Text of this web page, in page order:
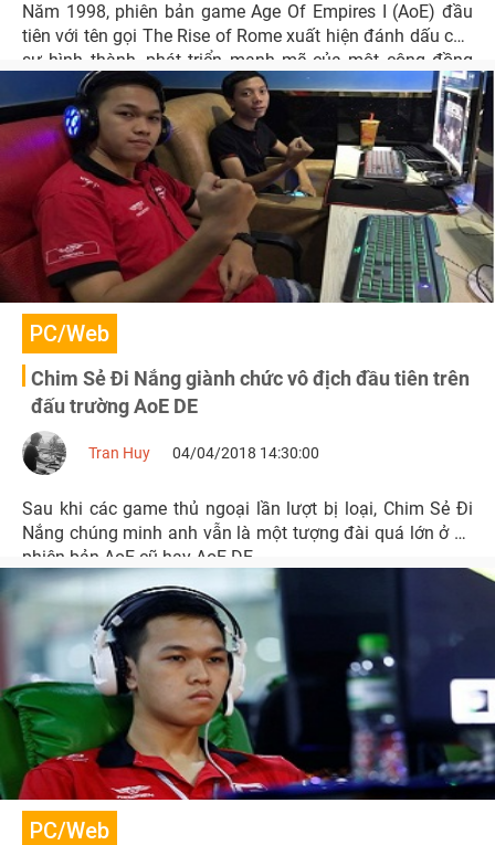
Năm 1998, phiên bản game Age Of Empires I (AoE) đầu
tiên với tên gọi The Rise of Rome xuất hiện đánh dấu cho
sự hình thành, phát triển mạnh mẽ của một cộng đồng
game thủ hùng hậu, nhiệt huyết.
PC/Web
Chim Sẻ Đi Nắng giành chức vô địch đầu tiên trên
đấu trường AoE DE
Tran Huy 04/04/2018 14:30:00
Sau khi các game thủ ngoại lần lượt bị loại, Chim Sẻ Đi
Nắng chúng minh anh vẫn là một tượng đài quá lớn ở cả
phiên bản AoE cũ hay AoE DE.
PC/Web